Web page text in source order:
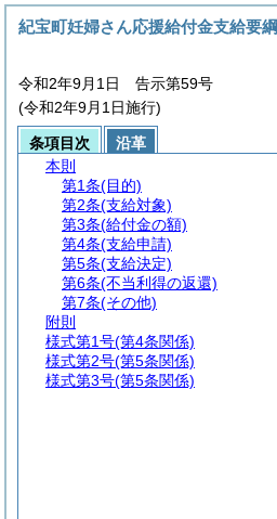
紀宝町妊婦さん応援給付金支給要綱
令和2年9月1日 告示第59号
(令和2年9月1日施行)
条項目次
沿革
本則
第1条(目的)
第2条(支給対象)
第3条(給付金の額)
第4条(支給申請)
第5条(支給決定)
第6条(不当利得の返還)
第7条(その他)
附則
様式第1号(第4条関係)
様式第2号(第5条関係)
様式第3号(第5条関係)